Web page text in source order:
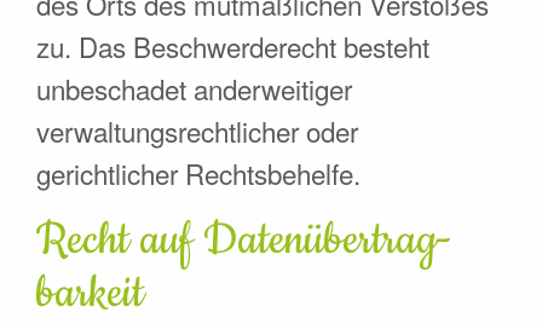
zu. Das Beschwerderecht besteht
unbeschadet anderweitiger
verwaltungsrechtlicher oder
gerichtlicher Rechtsbehelfe.
Recht auf Daten­übertrag­
barkeit